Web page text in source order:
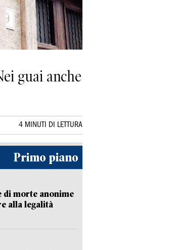
guai anche
4 MINUTI DI LETTURA
Primo piano
di morte anonime
alla legalità